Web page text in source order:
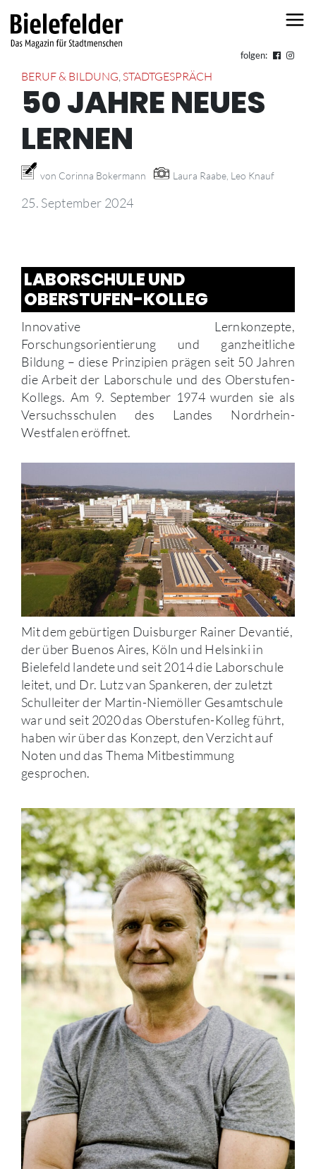
folgen:
BERUF & BILDUNG, STADTGESPRÄCH
50 JAHRE NEUES
LERNEN
von Corinna Bokermann Laura Raabe, Leo Knauf
25. September 2024
LABORSCHULE UND
OBERSTUFEN-KOLLEG
Innovative Lernkonzepte,
Forschungsorientierung und ganzheitliche
Bildung – diese Prinzipien prägen seit 50 Jahren
die Arbeit der Laborschule und des Oberstufen-
Kollegs. Am 9. September 1974 wurden sie als
Versuchsschulen des Landes Nordrhein-
Westfalen eröffnet.
Mit dem gebürtigen Duisburger Rainer Devantié,
der über Buenos Aires, Köln und Helsinki in
Bielefeld landete und seit 2014 die Laborschule
leitet, und Dr. Lutz van Spankeren, der zuletzt
Schulleiter der Martin-Niemöller Gesamtschule
war und seit 2020 das Oberstufen-Kolleg führt,
haben wir über das Konzept, den Verzicht auf
Noten und das Thema Mitbestimmung
gesprochen.